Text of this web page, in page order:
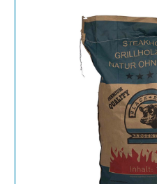
4. Dammers Barbecues
5. Black Ranch
Wat is de beste
1. Beste Houtskool van
2. Goede Koop
3. Goede Prijs-Kwaliteit
4. Beste Budget
5. Goede Kwaliteit